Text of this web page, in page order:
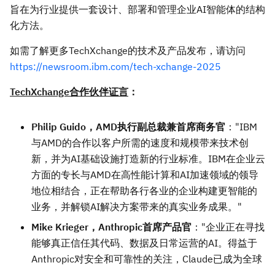
旨在为行业提供一套设计、部署和管理企业AI智能体的结构
化方法。
如需了解更多TechXchange的技术及产品发布，请访问
https://newsroom.ibm.com/tech-xchange-2025
TechXchange合作伙伴证言 ：
Philip Guido，AMD执行副总裁兼首席商务官 ："IBM
与AMD的合作以客户所需的速度和规模带来技术创
新，并为AI基础设施打造新的行业标准。IBM在企业云
方面的专长与AMD在高性能计算和AI加速领域的领导
地位相结合，正在帮助各行各业的企业构建更智能的
业务，并解锁AI解决方案带来的真实业务成果。"
Mike Krieger，Anthropic首席产品官 ："企业正在寻找
能够真正信任其代码、数据及日常运营的AI。得益于
Anthropic对安全和可靠性的关注，Claude已成为全球